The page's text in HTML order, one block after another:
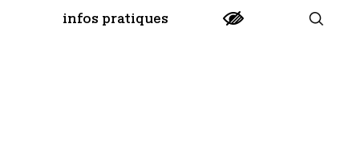
infos pratiques